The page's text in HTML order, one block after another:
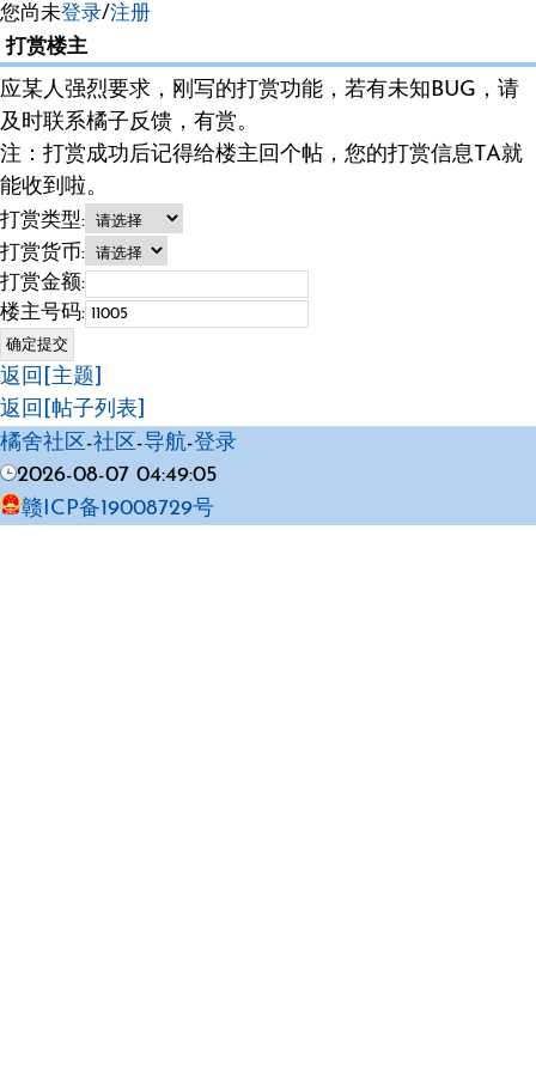
您尚未登录/注册
打赏楼主
应某人强烈要求，刚写的打赏功能，若有未知BUG，请
及时联系橘子反馈，有赏。
注：打赏成功后记得给楼主回个帖，您的打赏信息TA就
能收到啦。
打赏类型:
打赏货币:
打赏金额:
楼主号码:
返回[主题]
返回[帖子列表]
橘舍社区-社区-导航-登录
2026-08-07 04:49:05
赣ICP备19008729号